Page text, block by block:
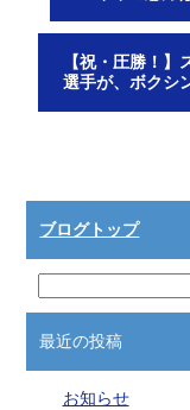
【祝・圧勝！
選手が、ボクシ
ブログトップ
最近の投稿
お知らせ